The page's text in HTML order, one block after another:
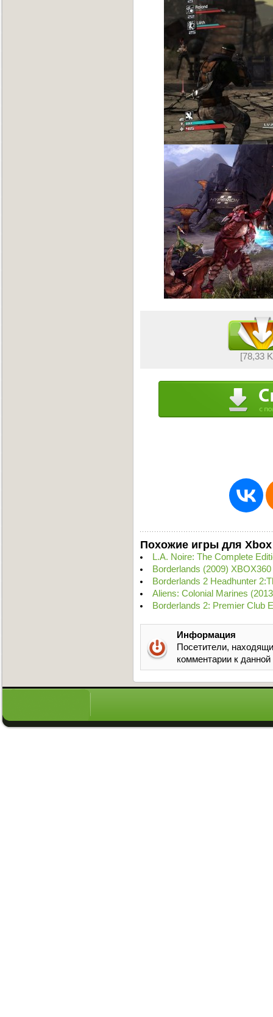
[78,33
Похожие игры для Xbox
L.A. Noire: The Complete
Borderlands (2009) XBOX360
Borderlands 2 Headhunter
Aliens: Colonial Marines
Borderlands 2: Premier Club
Информация
Посетители,
комментарии к